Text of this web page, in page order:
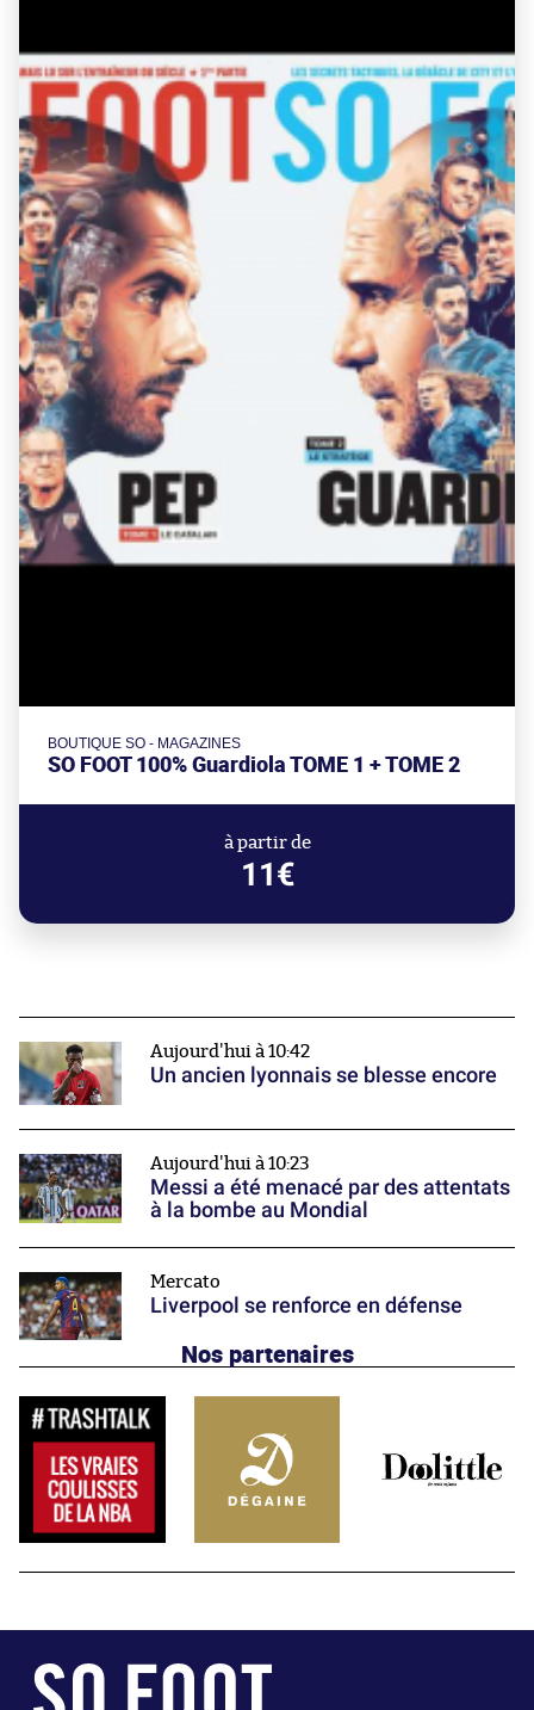
BOUTIQUE SO - MAGAZINES
SO FOOT 100% Guardiola TOME 1 + TOME 2
à partir de
11€
Aujourd'hui à 10:42
Un ancien lyonnais se blesse encore
Aujourd'hui à 10:23
Messi a été menacé par des attentats
à la bombe au Mondial
Mercato
Liverpool se renforce en défense
Nos partenaires